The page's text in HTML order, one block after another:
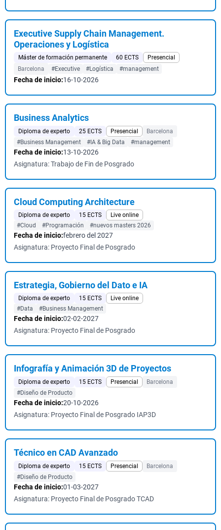
Executive Supply Chain Management.
Operaciones y Logística
Máster de formación permanente 60 ECTS
Presencial
Barcelona
#Executive #Logística #management
Fecha de inicio:16-10-2026
Business Analytics
Diploma de experto 25 ECTS Presencial
Barcelona
#Business Management
#IA & Big Data #management
Fecha de inicio:13-10-2026
Asignatura: Trabajo de Fin de Posgrado
Cloud Computing Architecture
Diploma de experto 15 ECTS
Live online
#Cloud
#Programación #nuevos masters 2026
Fecha de inicio:febrero del 2027
Asignatura: Proyecto Final de Posgrado
Estrategia, Gobierno del Dato e IA
Diploma de experto 15 ECTS
Live online
#Data
#Business Management
Fecha de inicio:02-02-2027
Asignatura: Proyecto Final de Posgrado
Infografía y Animación 3D de Proyectos
Diploma de experto 15 ECTS Presencial
Barcelona
#Diseño de Producto
Fecha de inicio:20-10-2026
Asignatura: Proyecto Final de Posgrado IAP3D
Técnico en CAD Avanzado
Diploma de experto 15 ECTS Presencial
Barcelona
#Diseño de Producto
Fecha de inicio:01-03-2027
Asignatura: Proyecto Final de Posgrado TCAD